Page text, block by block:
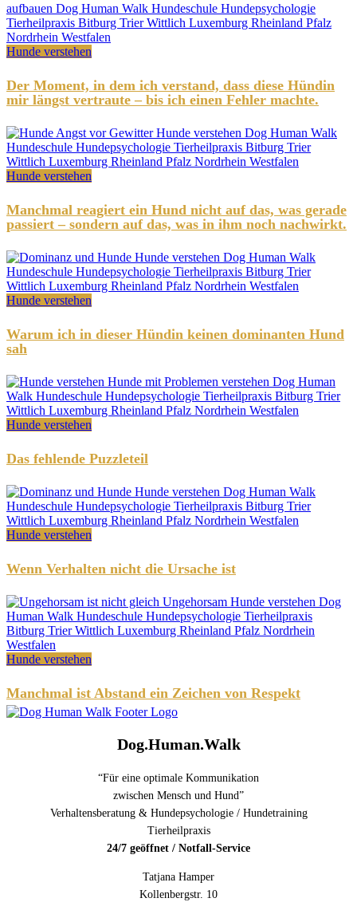
Hunde verstehen
Der Moment, in dem ich verstand, dass diese Hündin
mir längst vertraute – bis ich einen Fehler machte.
Hunde verstehen
Manchmal reagiert ein Hund nicht auf das, was gerade
passiert – sondern auf das, was in ihm noch nachwirkt.
Hunde verstehen
Warum ich in dieser Hündin keinen dominanten Hund
sah
Hunde verstehen
Das fehlende Puzzleteil
Hunde verstehen
Wenn Verhalten nicht die Ursache ist
Hunde verstehen
Manchmal ist Abstand ein Zeichen von Respekt
Dog.Human.Walk
“Für eine optimale Kommunikation
zwischen Mensch und Hund”
Verhaltensberatung & Hundepsychologie / Hundetraining
Tierheilpraxis
24/7 geöffnet / Notfall-Service
Tatjana Hamper
Kollenbergstr. 10